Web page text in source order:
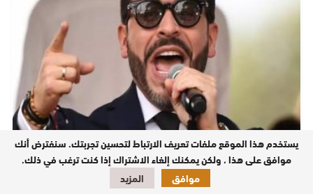
الدَّقْ تَمْ..تَحَوُّلْ دِبْلُومَاسِي: كُولُومْبْيَا كَتْبَعَّدْ عَنْهَا دَاعِمِي
“البُولِيسَارْيُو” وُكَتْقَرَّبْ مَنْ المغرب..
يستخدم هذا الموقع ملفات تعريف الارتباط لتحسين تجربتك. سنفترض أنك
موافق على هذا ، ولكن يمكنك إلغاء الاشتراك إذا كنت ترغب في ذلك.
موافق
المزيد